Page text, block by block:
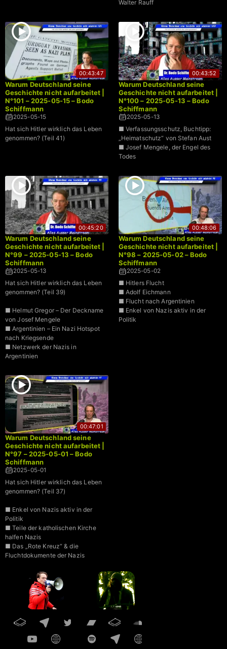
Walter Rauff
00:43:47
Warum Deutschland seine
Geschichte nicht aufarbeitet |
N°101 – 2025-05-15 – Bodo
Schiffmann
2025-05-15
Hat sich Hitler wirklich das Leben
genommen? (Teil 41)
00:43:52
Warum Deutschland seine
Geschichte nicht aufarbeitet |
N°100 – 2025-05-13 – Bodo
Schiffmann
2025-05-13
■ Verfassungsschutz, Buchtipp:
„Heimatschutz“ von Stefan Aust
■ Josef Mengele, der Engel des
Todes
00:45:20
Warum Deutschland seine
Geschichte nicht aufarbeitet |
N°99 – 2025-05-13 – Bodo
Schiffmann
2025-05-13
Hat sich Hitler wirklich das Leben
genommen? (Teil 39)
■ Helmut Gregor – Der Deckname
von Josef Mengele
■ Argentinien – Ein Nazi Hotspot
nach Kriegsende
■ Netzwerk der Nazis in
Argentinien
00:48:06
Warum Deutschland seine
Geschichte nicht aufarbeitet |
N°98 – 2025-05-02 – Bodo
Schiffmann
2025-05-02
■ Hitlers Flucht
■ Adolf Eichmann
■ Flucht nach Argentinien
■ Enkel von Nazis aktiv in der
Politik
00:47:01
Warum Deutschland seine
Geschichte nicht aufarbeitet |
N°97 – 2025-05-01 – Bodo
Schiffmann
2025-05-01
Hat sich Hitler wirklich das Leben
genommen? (Teil 37)
■ Enkel von Nazis aktiv in der
Politik
■ Teile der katholischen Kirche
halfen Nazis
■ Das „Rote Kreuz“ & die
Fluchtdokumente der Nazis
■ NATO – Gemeinsam gegen